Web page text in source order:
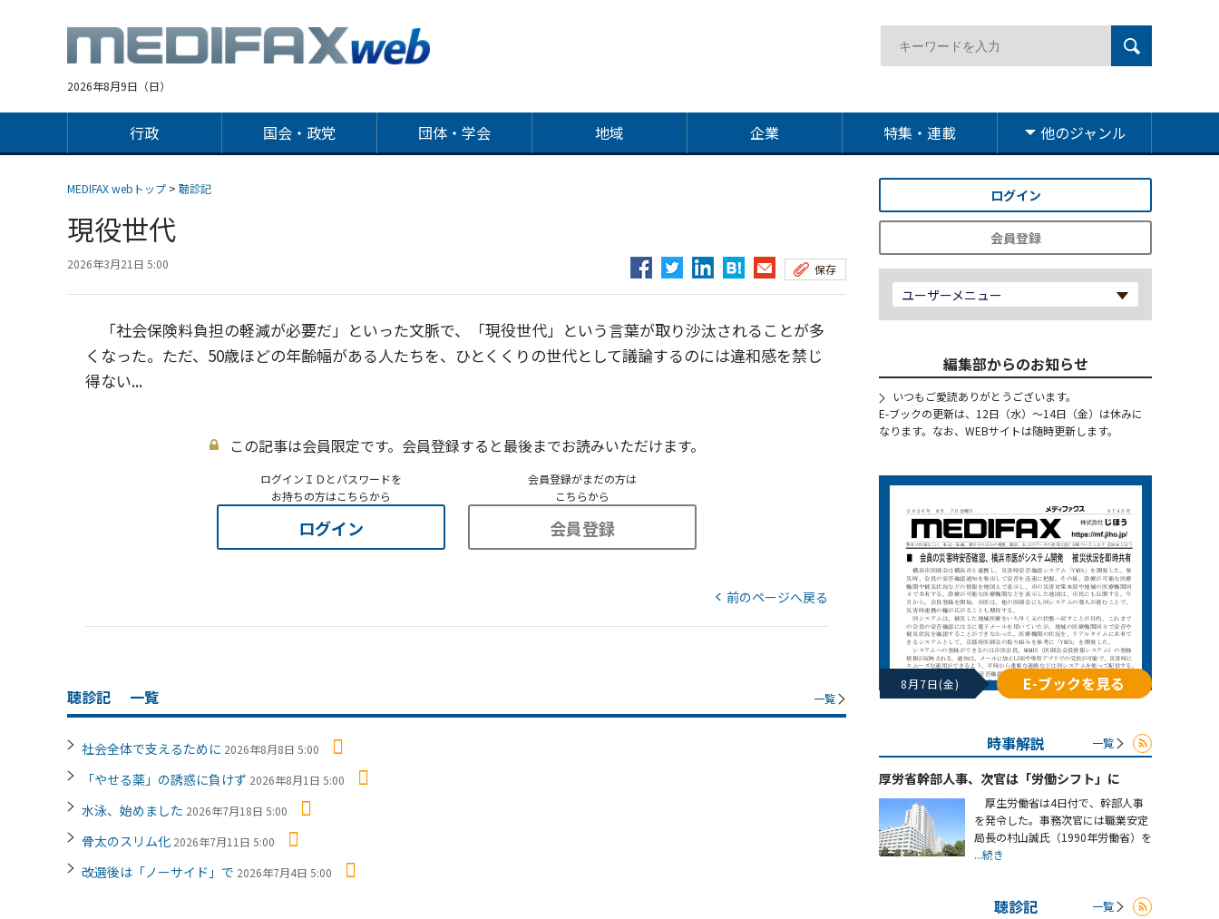
2026年8月9日（日）
行政 国会・政党 団体・学会 地域 企業 特集・連載 他のジャンル
MEDIFAX webトップ > 聴診記
現役世代
2026年3月21日 5:00 保存
「社会保険料負担の軽減が必要だ」といった文脈で、「現役世代」という言葉が取り沙汰されることが多
くなった。ただ、50歳ほどの年齢幅がある人たちを、ひとくくりの世代として議論するのには違和感を禁じ
得ない...
この記事は会員限定です。会員登録すると最後までお読みいただけます。
ログインＩＤとパスワードを
お持ちの方はこちらから
ログイン
会員登録がまだの方は
こちらから
会員登録
前のページへ戻る
聴診記 一覧 一覧
社会全体で支えるために 2026年8月8日 5:00
「やせる薬」の誘惑に負けず 2026年8月1日 5:00
水泳、始めました 2026年7月18日 5:00
骨太のスリム化 2026年7月11日 5:00
改選後は「ノーサイド」で 2026年7月4日 5:00
ログイン
会員登録
ユーザーメニュー
編集部からのお知らせ
いつもご愛読ありがとうございます。
E-ブックの更新は、12日（水）～14日（金）は休みに
なります。なお、WEBサイトは随時更新します。
8月7日(金) E-ブックを見る
時事解説 一覧
厚労省幹部人事、次官は「労働シフト」に
厚生労働省は4日付で、幹部人事
を発令した。事務次官には職業安定
局長の村山誠氏（1990年労働省）を
...続き
聴診記 一覧